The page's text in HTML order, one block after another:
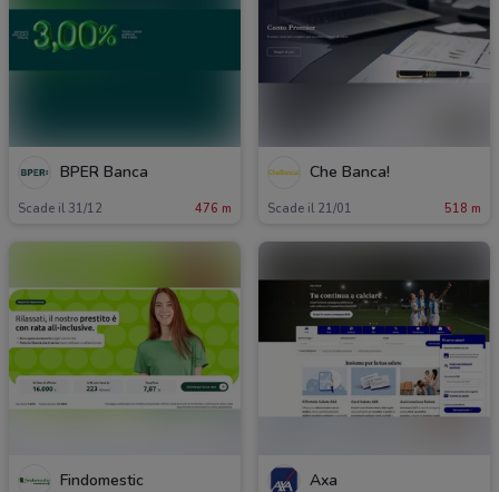
BPER Banca
Scade il 31/12 476 m
Che Banca!
Scade il 21/01 518 m
Findomestic Axa